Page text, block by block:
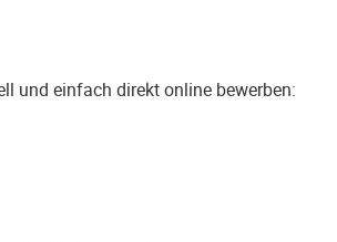
und einfach direkt online bewerben: